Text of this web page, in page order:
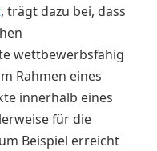
, trägt dazu bei, dass
wettbewerbsfähig
Rahmen eines
innerhalb eines
für die
Beispiel erreicht